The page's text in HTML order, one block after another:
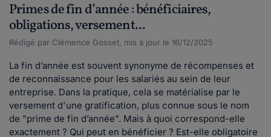
Primes de fin d’année : bénéficiaires,
obligations, versement...
Rédigé par Clémence Gosset, mis à jour le 16/12/2025
La fin d’année est souvent synonyme de récompenses et
de reconnaissance pour les salariés au sein de leur
entreprise. Dans la pratique, cela se matérialise par le
versement d'une gratification, plus connue sous le nom
de "prime de fin d’année". Mais à quoi correspond-elle
exactement ? Qui peut en bénéficier ? Est-elle obligatoire